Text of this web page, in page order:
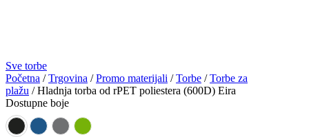
Sve torbe
Početna /Trgovina /Promo materijali /Torbe /Torbe za
plažu / Hladnja torba od rPET poliestera (600D) Eira
Dostupne boje